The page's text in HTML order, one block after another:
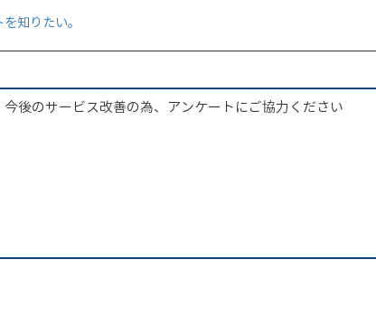
知りたい。
今後のサービス改善の為、アンケートにご協力ください